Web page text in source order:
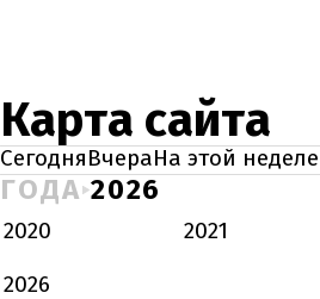
Карта сайта
СегодняВчераНа этой неделе
ГОДА 2026
2020 2021
2026